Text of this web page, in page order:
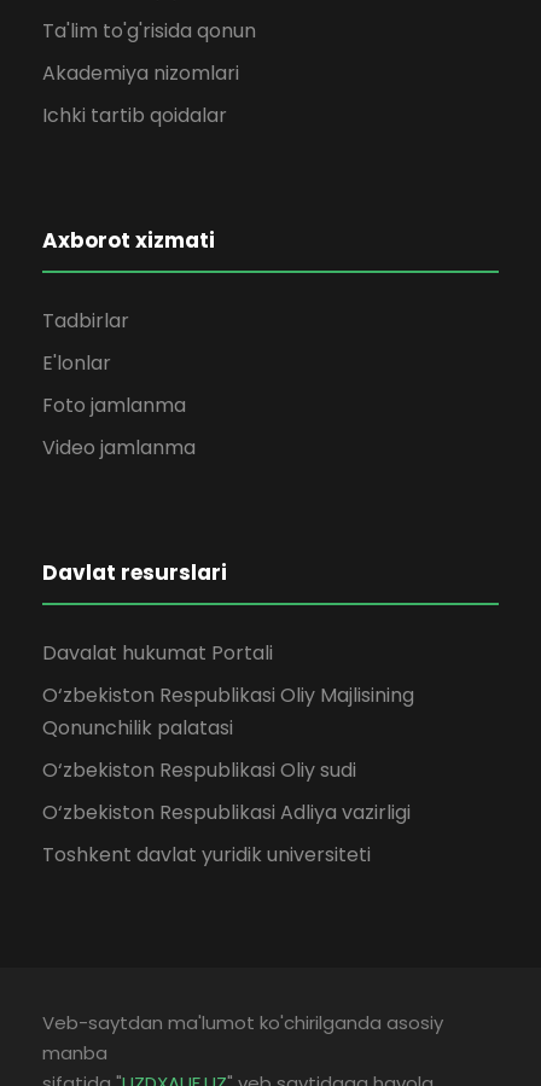
Ta'lim to'g'risida qonun
Akademiya nizomlari
Ichki tartib qoidalar
Axborot xizmati
Tadbirlar
E'lonlar
Foto jamlanma
Video jamlanma
Davlat resurslari
Davalat hukumat Portali
O‘zbekiston Respublikasi Oliy Majlisining
Qonunchilik palatasi
O‘zbekiston Respublikasi Oliy sudi
O‘zbekiston Respublikasi Adliya vazirligi
Toshkent davlat yuridik universiteti
Veb-saytdan ma'lumot ko'chirilganda asosiy
manba